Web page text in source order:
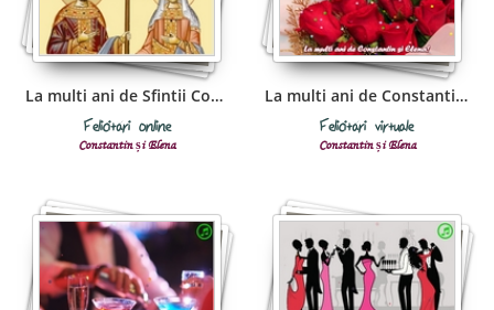
La multi ani de Sfintii Constantin si Elena!
Felicitări online
Constantin și Elena
La multi ani de Constantin si Elena!
Felicitări virtuale
Constantin și Elena